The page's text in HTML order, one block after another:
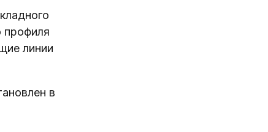
профиля
линии
в